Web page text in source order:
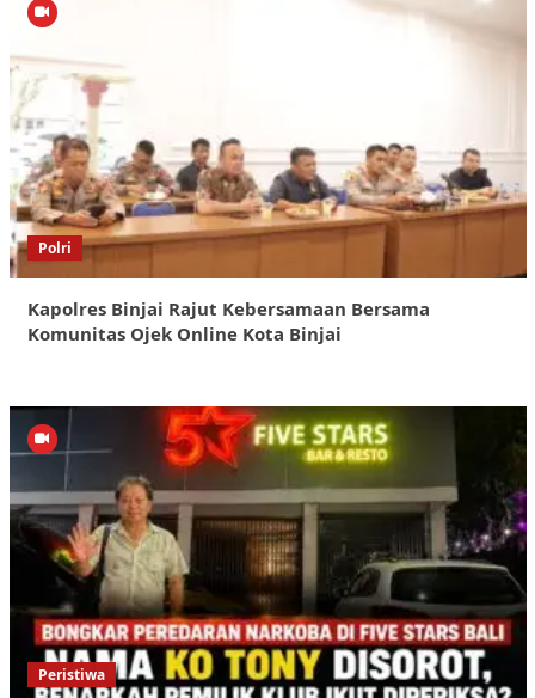
Polri
Kapolres Binjai Rajut Kebersamaan Bersama
Komunitas Ojek Online Kota Binjai
Peristiwa